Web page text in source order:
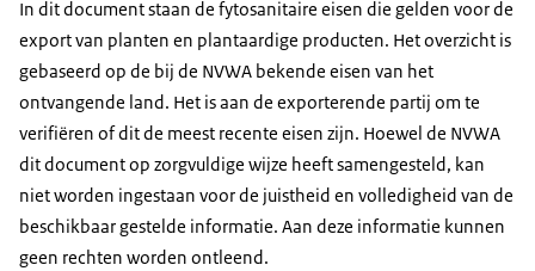
In dit document staan de fytosanitaire eisen die gelden voor de
export van planten en plantaardige producten. Het overzicht is
gebaseerd op de bij de NVWA bekende eisen van het
ontvangende land. Het is aan de exporterende partij om te
verifiëren of dit de meest recente eisen zijn. Hoewel de NVWA
dit document op zorgvuldige wijze heeft samengesteld, kan
niet worden ingestaan voor de juistheid en volledigheid van de
beschikbaar gestelde informatie. Aan deze informatie kunnen
geen rechten worden ontleend.